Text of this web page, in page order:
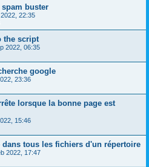
buster
22:35
the script
2022, 06:35
google
23:36
lorsque la bonne page est
15:46
dans tous les fichiers d'un répertoire
2022, 17:47